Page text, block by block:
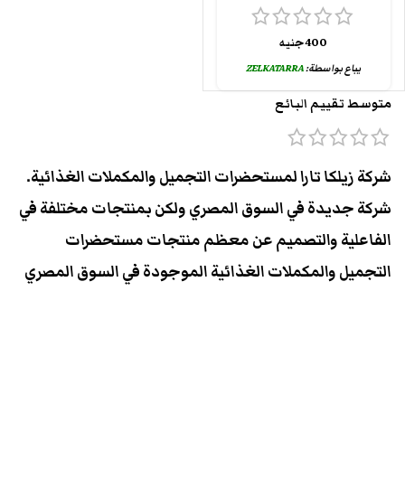
400جنيه
يباع بواسطة:ZELKATARRA
متوسط تقييم البائع
شركة زيلكا تارا لمستحضرات التجميل والمكملات الغذائية.
شركة جديدة في السوق المصري ولكن بمنتجات مختلفة في
الفاعلية والتصميم عن معظم منتجات مستحضرات
التجميل والمكملات الغذائية الموجودة في السوق المصري